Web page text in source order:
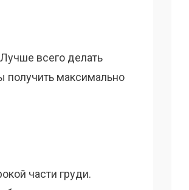
всего делать
получить максимально
части груди.